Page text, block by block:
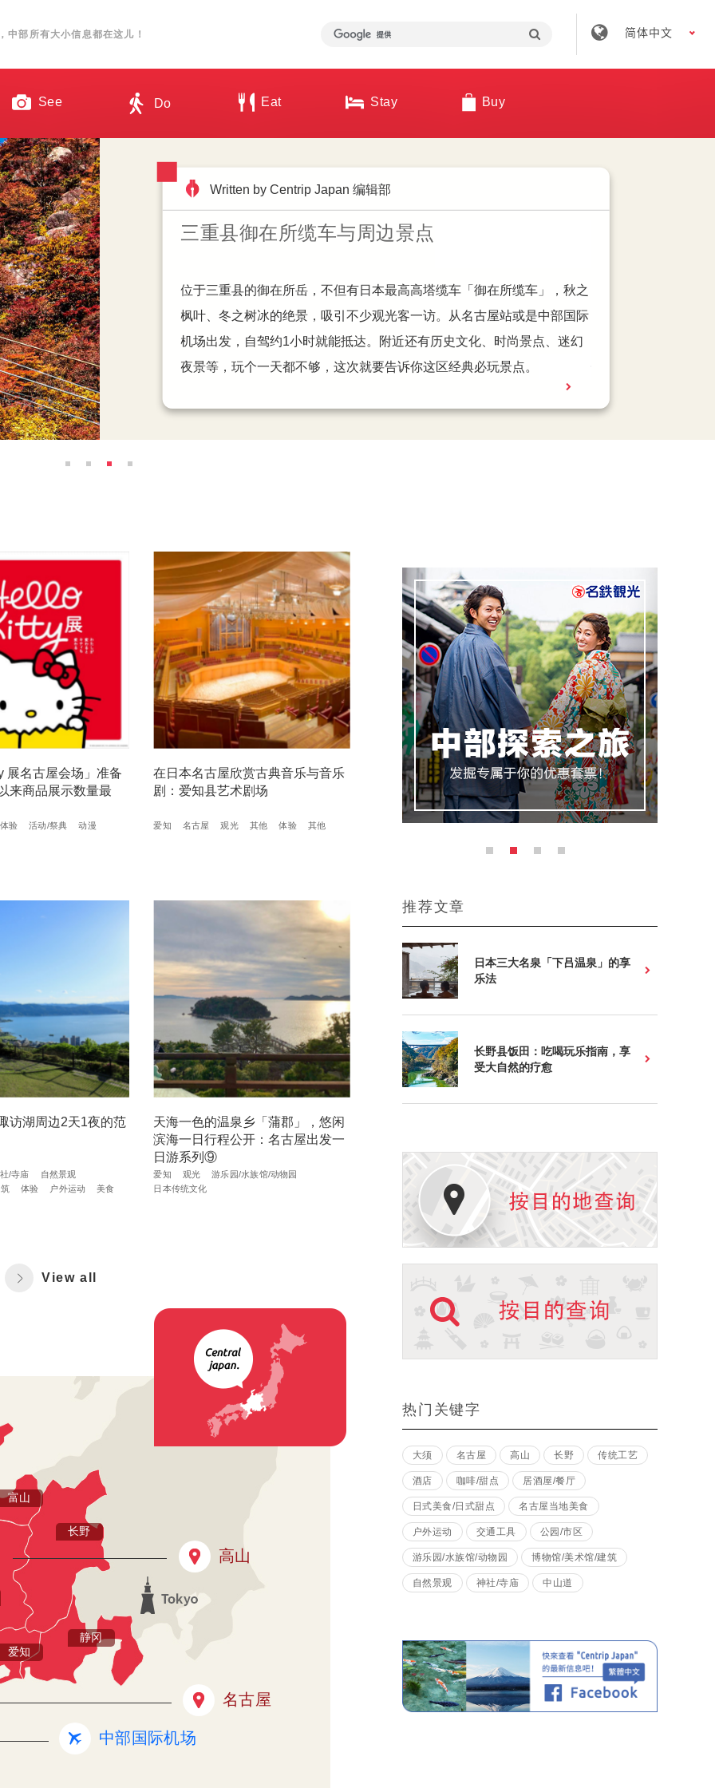
中部所有大小信息都在这儿！ 简体中文
See Do Eat Stay Buy
Written by Centrip Japan 编辑部
名古屋荣商圈地标 Maruei Galleria：购物、美
在名古屋逛街想找一个「吃饭＋购物＋拍照」一次搞定的地方吗？ 走进
名古屋最繁荣的商圈之一「荣商圈」，你会看到一座不断开出花朵的巨型
LED 萤幕墙，那栋建筑正是 2022 年诞生的新地标「Maruei Galleria」。
这里集结名古屋最大无印良品、外国旅客指名的烧肉名店「叙叙苑」，还
能在街头免费欣赏 TeamLAB 打造的巨大影像艺术，是观光客最爱的必访
点之一。
Written by Centrip Japan 编辑部
店家打烊还有这里！名古屋荣商圈夜晚好去处
常有外国朋友跟小编询问，日本的商家好像很早关，晚上不知道怎么安排
活动。其实，晚上才正是精彩的时候呢！
Written by Centrip Japan 编辑部
三重县御在所缆车与周边景点
位于三重县的御在所岳，不但有日本最高高塔缆车「御在所缆车」，秋之
枫叶、冬之树冰的绝景，吸引不少观光客一访。从名古屋站或是中部国际
机场出发，自驾约1小时就能抵达。附近还有历史文化、时尚景点、迷幻
夜景等，玩个一天都不够，这次就要告诉你这区经典必玩景点。
Written by Hannah Tsai
第一次逛荣就上手，名古屋荣高效率逛街攻略ー
名古屋作为日本第三大都市，繁荣程度自然是不言而喻，小编整理出最完
整的“荣逛街地图”，要告诉你每家百货与店家的特色，让你快速筛选出适
合自己的百货。
展名古屋会场」准备
来商品展示数量最
体验 活动/祭典 动漫
在日本名古屋欣赏古典音乐与音乐
剧：爱知县艺术剧场
爱知 名古屋 观光 其他 体验 其他
访湖周边2天1夜的范
/寺庙
自然景观
体验 户外运动 美食
天海一色的温泉乡「蒲郡」，悠闲
滨海一日行程公开：名古屋出发一
日游系列⑨
爱知 观光
游乐园/水族馆/动物园
日本传统文化
View all
长野
爱知
静冈
富山
名古屋
高山
中部国际机场
推荐文章
日本三大名泉「下吕温泉」的享
乐法
长野县饭田：吃喝玩乐指南，享
受大自然的疗愈
热门关键字
大须 名古屋 高山 长野 传统工艺
酒店 咖啡/甜点 居酒屋/餐厅
日式美食/日式甜点 名古屋当地美食
户外运动 交通工具 公园/市区
游乐园/水族馆/动物园 博物馆/美术馆/建筑
自然景观 神社/寺庙 中山道